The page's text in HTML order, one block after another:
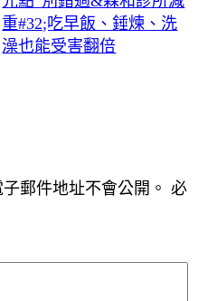
重#32;吃早飯、錘煉、洗
澡也能受害翻倍
郵件地址不會公開。 必